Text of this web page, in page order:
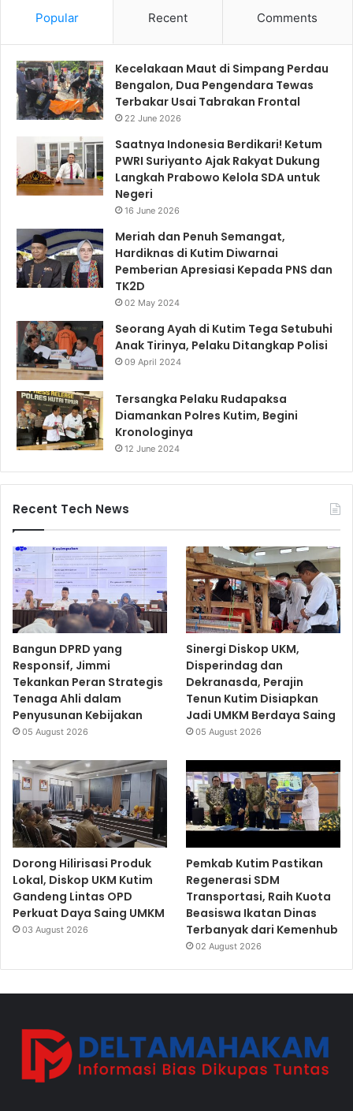
Popular Recent Comments
Kecelakaan Maut di Simpang Perdau
Bengalon, Dua Pengendara Tewas
Terbakar Usai Tabrakan Frontal
22 June 2026
Saatnya Indonesia Berdikari! Ketum
PWRI Suriyanto Ajak Rakyat Dukung
Langkah Prabowo Kelola SDA untuk
Negeri
16 June 2026
Meriah dan Penuh Semangat,
Hardiknas di Kutim Diwarnai
Pemberian Apresiasi Kepada PNS dan
TK2D
02 May 2024
Seorang Ayah di Kutim Tega Setubuhi
Anak Tirinya, Pelaku Ditangkap Polisi
09 April 2024
Tersangka Pelaku Rudapaksa
Diamankan Polres Kutim, Begini
Kronologinya
12 June 2024
Recent Tech News
Bangun DPRD yang
Responsif, Jimmi
Tekankan Peran Strategis
Tenaga Ahli dalam
Penyusunan Kebijakan
05 August 2026
Sinergi Diskop UKM,
Disperindag dan
Dekranasda, Perajin
Tenun Kutim Disiapkan
Jadi UMKM Berdaya Saing
05 August 2026
Dorong Hilirisasi Produk
Lokal, Diskop UKM Kutim
Gandeng Lintas OPD
Perkuat Daya Saing UMKM
03 August 2026
Pemkab Kutim Pastikan
Regenerasi SDM
Transportasi, Raih Kuota
Beasiswa Ikatan Dinas
Terbanyak dari Kemenhub
02 August 2026